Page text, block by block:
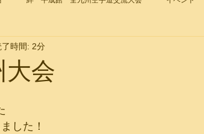
大会
了時間: 2分
した！